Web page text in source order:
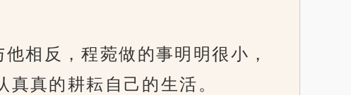
相反，程菀做的事明明很小，
真的耕耘自己的生活。